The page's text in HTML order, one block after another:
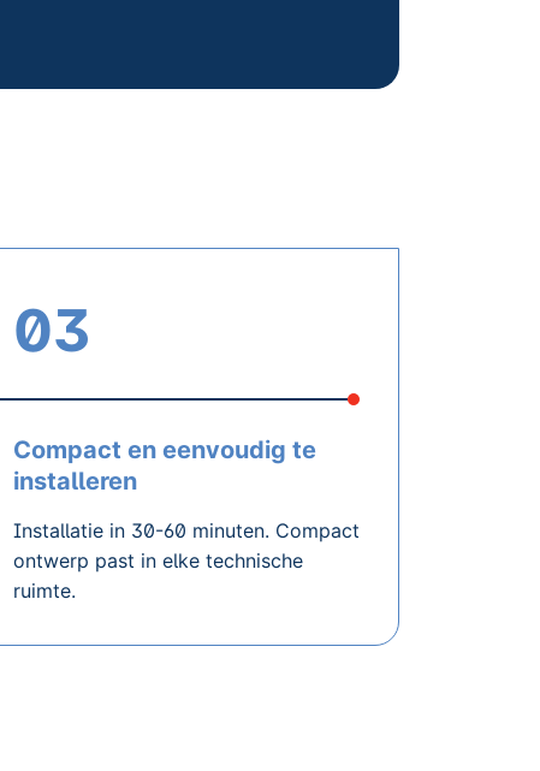
03
Compact en eenvoudig te
installeren
Installatie in 30-60 minuten. Compact
ontwerp past in elke technische
ruimte.